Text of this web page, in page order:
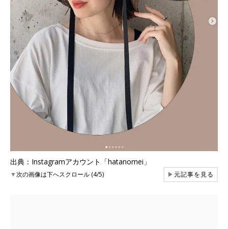
出典：Instagramアカウント「hatanomei」
▼次の画像は下へスクロール (4/5) ▶元記事を見る